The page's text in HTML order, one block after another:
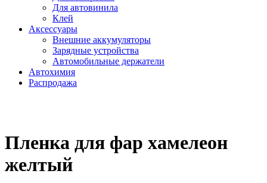
Для автовинила
Клей
Аксессуары
Внешние аккумуляторы
Зарядные устройства
Автомобильные держатели
Автохимия
Распродажа
Пленка для фар хамелеон
желтый